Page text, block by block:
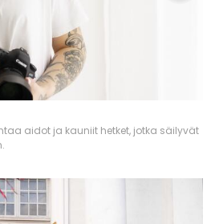
aidot ja kauniit hetket, jotka säilyvät